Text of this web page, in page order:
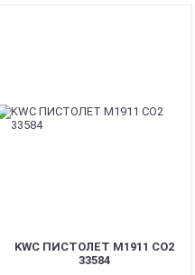
KWC ПИСТОЛЕТ M1911 CO2
33584